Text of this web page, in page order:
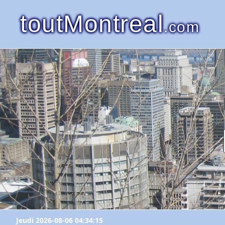
toutMontreal.com
Jeudi 2026-08-06 04:34:15